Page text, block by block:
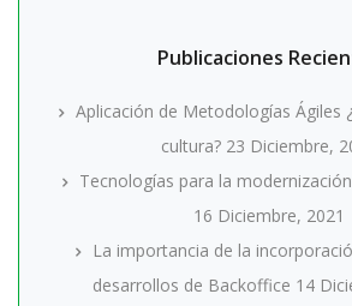
Publicaciones
Aplicación de Metodologías Ágiles
cultura? 23 Diciembre,
Tecnologías para la
16 Diciembre, 2021
La importancia de la
desarrollos de Backoffice 14